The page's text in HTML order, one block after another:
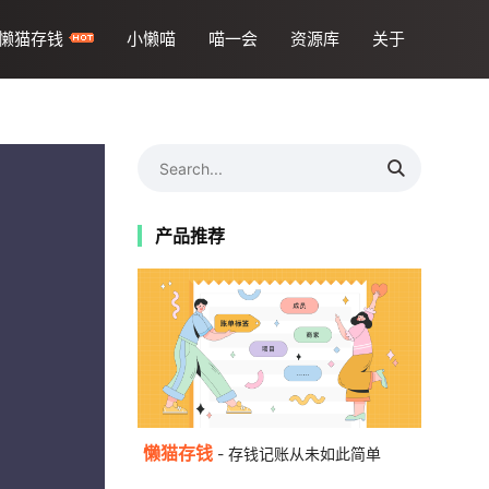
猫存钱 小懒喵 喵一会 资源库 关于
产品推荐
懒猫存钱 - 存钱记账从未如此简单